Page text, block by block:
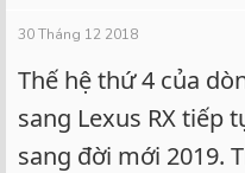
a
t
r
30 Tháng 12 2018
Thế hệ thứ 4 của
sang Lexus RX tiếp
sang đời mới 2019.